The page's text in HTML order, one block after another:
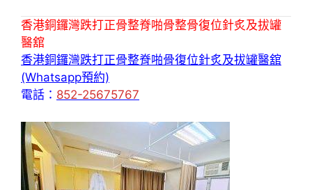
香港銅鑼灣跌打正骨整脊啪骨整骨復位針炙及拔罐
醫舘
香港銅鑼灣跌打正骨整脊啪骨復位針炙及拔罐醫舘
(Whatsapp預約)
電話： 852-25675767